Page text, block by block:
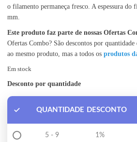
o filamento permaneça fresco. A espessura do
mm.
Este produto faz parte de nossas Ofertas
Ofertas Combo? São descontos por quantidade
ao mesmo produto, mas a todos os produtos
Em stock
Desconto por quantidade
QUANTIDADE DESCONTO
5 - 9 1%